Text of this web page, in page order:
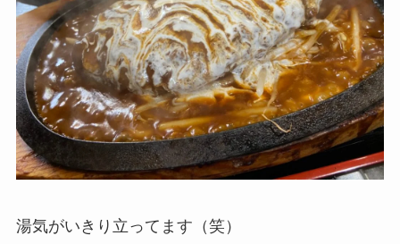
湯気がいきり立ってます（笑）